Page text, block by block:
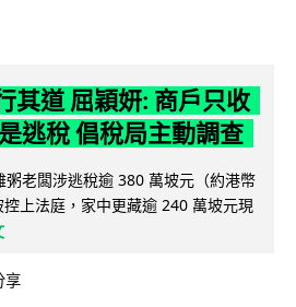
其道 屈穎妍: 商戶只收
逃稅 倡稅局主動調查
老闆涉逃稅逾 380 萬坡元（約港幣
上法庭，家中更藏逾 240 萬坡元現
享